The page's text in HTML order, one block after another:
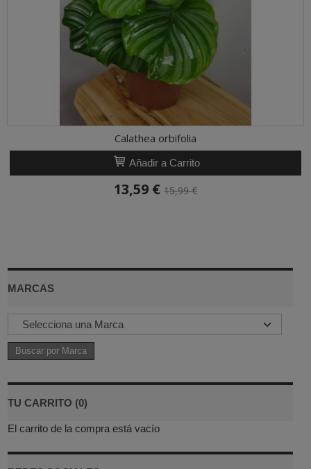
MARCAS
TU CARRITO (0)
El carrito de la compra está vacío
Calathea orbifolia
Añadir a Carrito
13,59 € 15,99 €